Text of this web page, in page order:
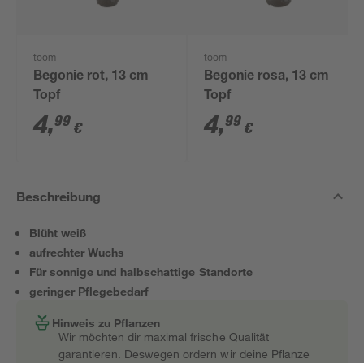
toom
Begonie rot, 13 cm
Topf
4,99 €
toom
Begonie rosa, 13 cm
Topf
4,99 €
Beschreibung
Blüht weiß
aufrechter Wuchs
Für sonnige und halbschattige Standorte
geringer Pflegebedarf
Hinweis zu Pflanzen
Wir möchten dir maximal frische Qualität
garantieren. Deswegen ordern wir deine Pflanze